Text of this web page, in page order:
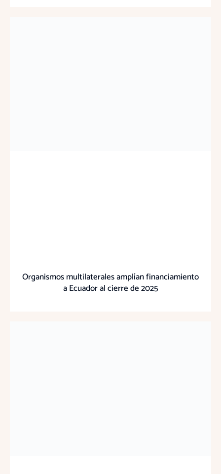
Organismos multilaterales amplían financiamiento
a Ecuador al cierre de 2025